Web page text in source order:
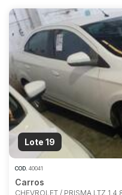
Lote 19
COD. 40041
Carros
CHEVROLET / PRISMA LTZ 1.4